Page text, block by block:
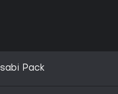
Pack